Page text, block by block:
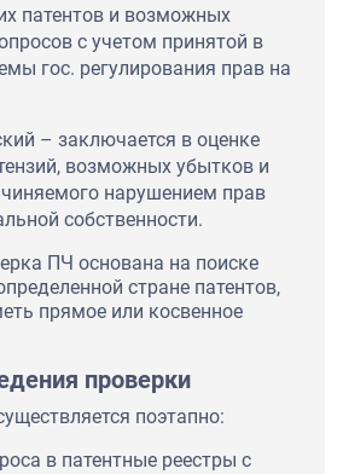
патентов и возможных
с учетом принятой в
гос. регулирования прав на
– заключается в оценке
возможных убытков и
нарушением прав
собственности.
ПЧ основана на поиске
стране патентов,
прямое или косвенное
проверки
поэтапно:
в патентные реестры с